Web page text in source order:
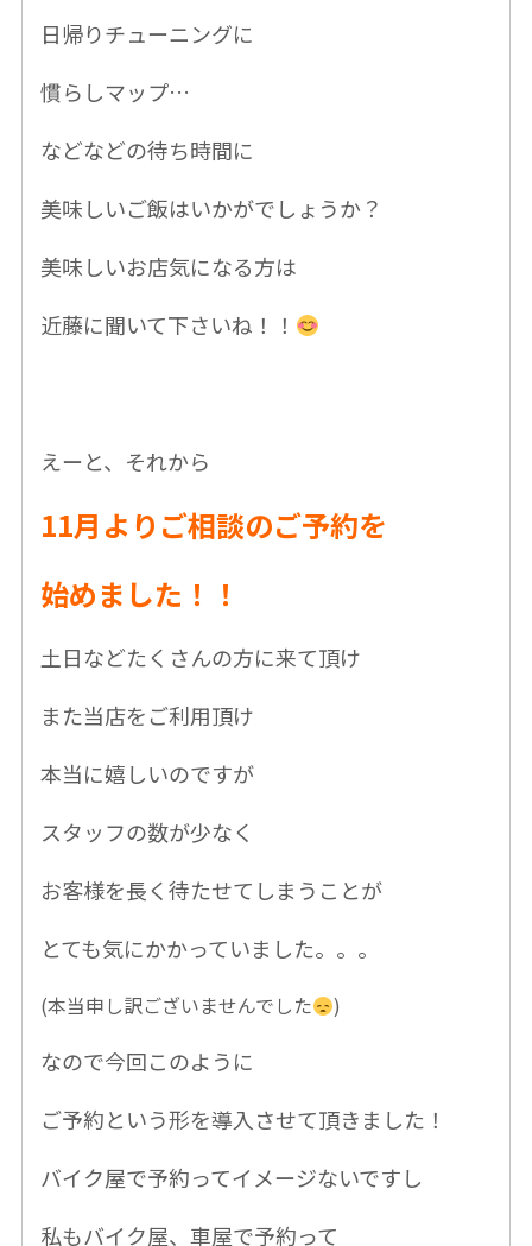
日帰りチューニングに
慣らしマップ…
などなどの待ち時間に
美味しいご飯はいかがでしょうか？
美味しいお店気になる方は
近藤に聞いて下さいね！！
えーと、それから
11月よりご相談のご予約を
始めました！！
土日などたくさんの方に来て頂け
また当店をご利用頂け
本当に嬉しいのですが
スタッフの数が少なく
お客様を長く待たせてしまうことが
とても気にかかっていました。。。
(本当申し訳ございませんでした )
なので今回このように
ご予約という形を導入 させて頂きました！
バイク屋で予約ってイメージないですし
私もバイク屋、車屋で予約って